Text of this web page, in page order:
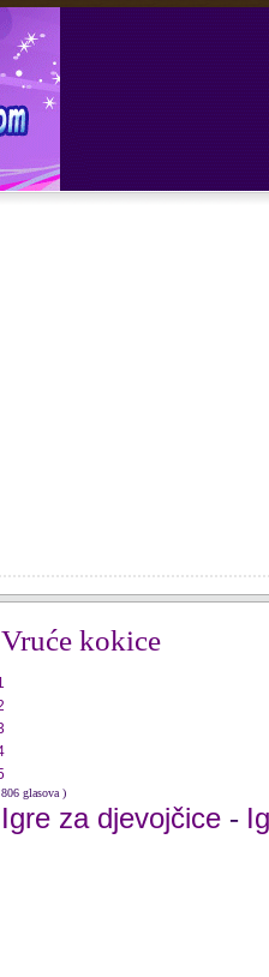
Vruće kokice
glasova )
Igre za djevojčice -